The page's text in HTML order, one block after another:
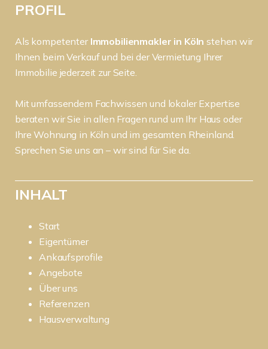
PROFIL
Als kompetenter Immobilienmakler in Kölnstehen wir
Ihnen beim Verkauf und bei der Vermietung Ihrer
Immobilie jederzeit zur Seite.
Mit umfassendem Fachwissen und lokaler Expertise
beraten wir Sie in allen Fragen rund um Ihr Haus oder
Ihre Wohnung in Köln und im gesamten Rheinland.
Sprechen Sie uns an – wir sind für Sie da.
INHALT
Start
Eigentümer
Ankaufsprofile
Angebote
Über uns
Referenzen
Hausverwaltung